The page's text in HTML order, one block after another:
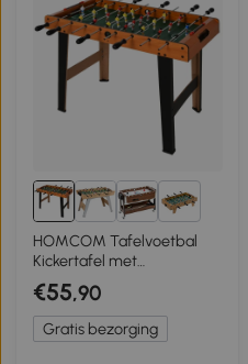
4+
HOMCOM Tafelvoetbal
Kickertafel met
roestvrijstalen stangen,
Voor kinderen en
volwassenen, 84,5x40x61,2
cm, Zwart
€55,90
Gratis bezorging